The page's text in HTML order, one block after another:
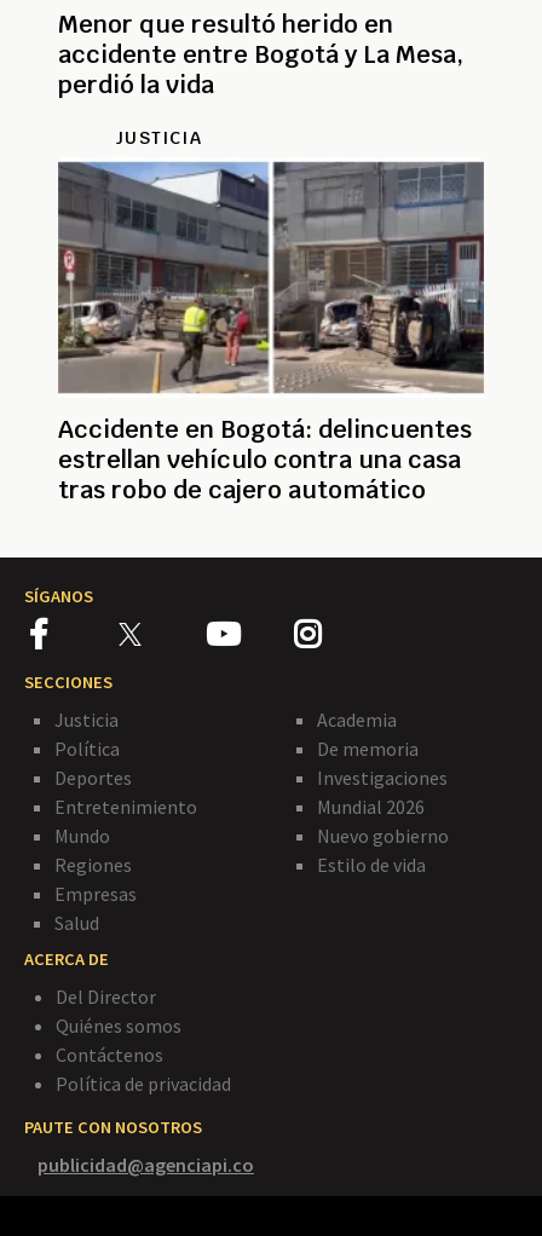
Menor que resultó herido en
accidente entre Bogotá y La Mesa,
perdió la vida
JUSTICIA
Accidente en Bogotá: delincuentes
estrellan vehículo contra una casa
tras robo de cajero automático
SÍGANOS
SECCIONES
Justicia
Política
Deportes
Entretenimiento
Mundo
Regiones
Empresas
Salud
Academia
De memoria
Investigaciones
Mundial 2026
Nuevo gobierno
Estilo de vida
ACERCA DE
Del Director
Quiénes somos
Contáctenos
Política de privacidad
PAUTE CON NOSOTROS
publicidad@agenciapi.co